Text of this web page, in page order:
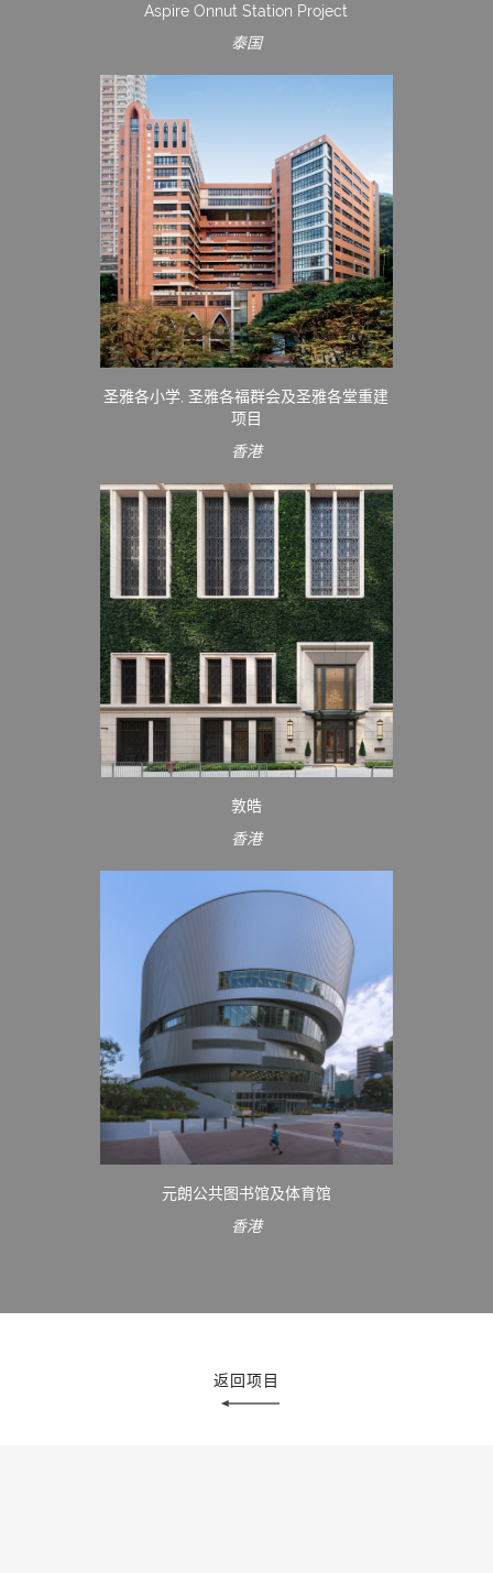
Aspire Onnut Station Project
泰国
圣雅各小学, 圣雅各福群会及圣雅各堂重建
项目
香港
敦皓
香港
元朗公共图书馆及体育馆
香港
返回项目